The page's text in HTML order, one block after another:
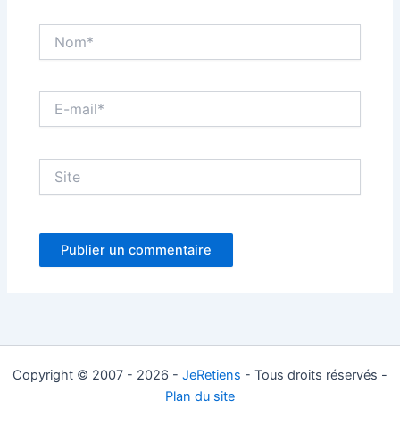
mail*
Copyright © 2007 - 2026 - JeRetiens - Tous droits réservés -
Plan du site